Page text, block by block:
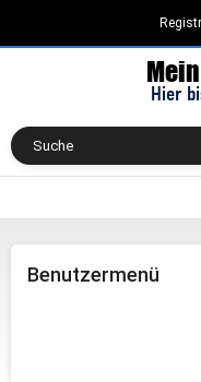
Benutzermenü